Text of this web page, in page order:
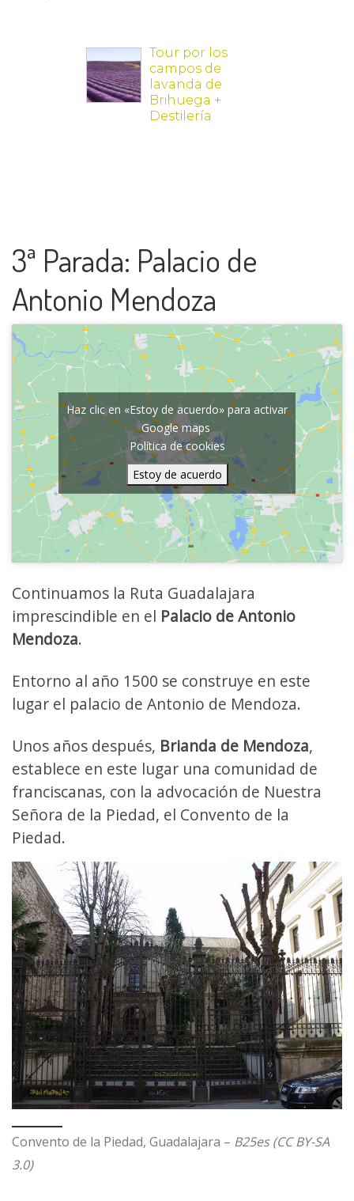
3ª Parada: Palacio de
Antonio Mendoza
Haz clic en «Estoy de acuerdo» para activar
Google maps
Política de cookies
Estoy de acuerdo
Continuamos la Ruta Guadalajara
imprescindible en el Palacio de Antonio
Mendoza.
Entorno al año 1500 se construye en este
lugar el palacio de Antonio de Mendoza.
Unos años después, Brianda de Mendoza,
establece en este lugar una comunidad de
franciscanas, con la advocación de Nuestra
Señora de la Piedad, el Convento de la
Piedad.
Convento de la Piedad, Guadalajara – B25es (CC BY-SA
3.0)